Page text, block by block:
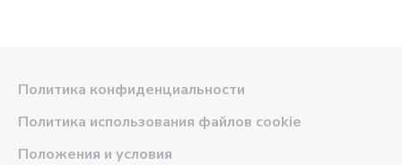
Политика конфиденциальности
Политика использования файлов cookie
Положения и условия